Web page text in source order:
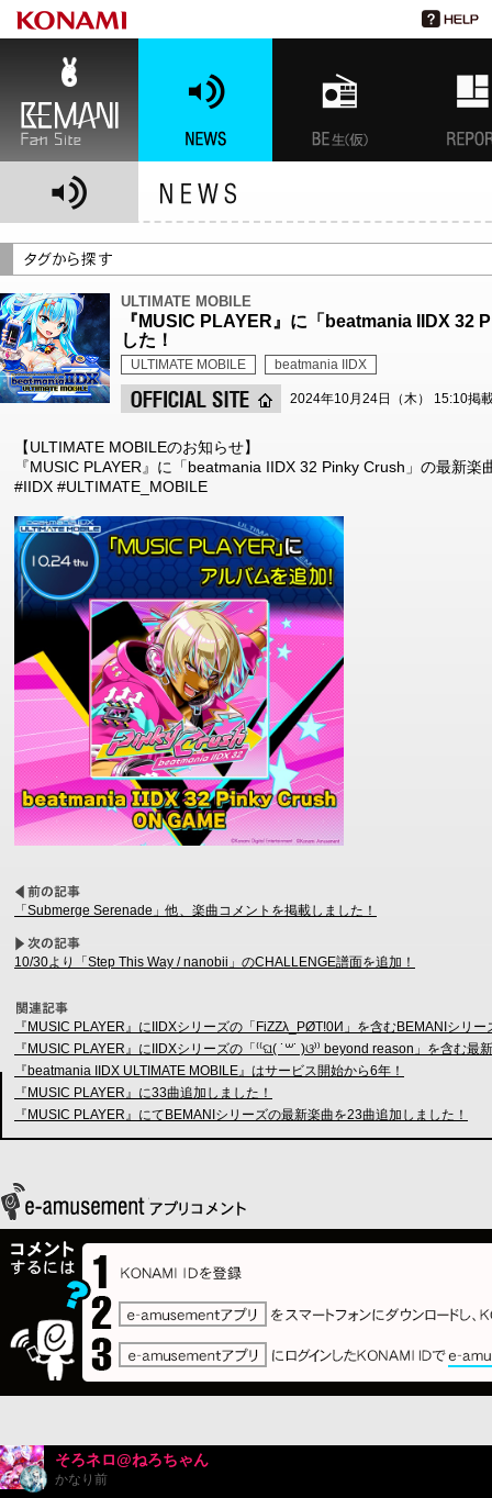
ULTIMATE MOBILE
『MUSIC PLAYER』に「beatmania IIDX 32
した！
ULTIMATE MOBILE beatmania IIDX
2024年10月24日（木） 15:10掲
【ULTIMATE MOBILEのお知らせ】
『MUSIC PLAYER』に「beatmania IIDX 32 Pinky Crush」の最新楽
#IIDX #ULTIMATE_MOBILE
「Submerge Serenade」他、楽曲コメントを掲載しました！
10/30より「Step This Way / nanobii」のCHALLENGE譜面を追加！
『MUSIC PLAYER』にIIDXシリーズの「FiZZλ_PØT!0И」を含むBEMANIシリ
『MUSIC PLAYER』にIIDXシリーズの「⁽⁽ଘ( ˙꒳˙ )ଓ⁾⁾ beyond reason」を含む
『beatmania IIDX ULTIMATE MOBILE』はサービス開始から6年！
『MUSIC PLAYER』に33曲追加しました！
『MUSIC PLAYER』にてBEMANIシリーズの最新楽曲を23曲追加しました！
そろネロ@ねろちゃん
かなり前